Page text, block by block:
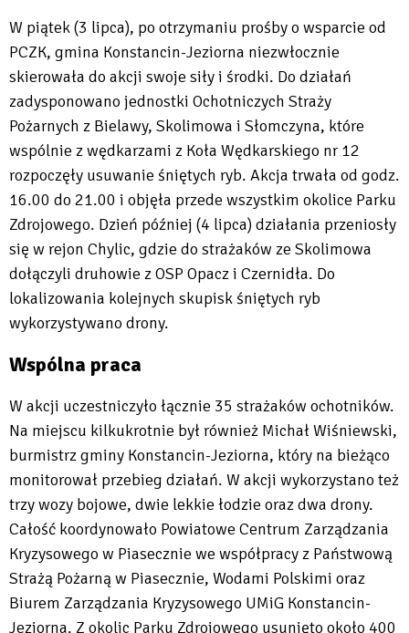
W piątek (3 lipca), po otrzymaniu prośby o wsparcie od
PCZK, gmina Konstancin-Jeziorna niezwłocznie
skierowała do akcji swoje siły i środki. Do działań
zadysponowano jednostki Ochotniczych Straży
Pożarnych z Bielawy, Skolimowa i Słomczyna, które
wspólnie z wędkarzami z Koła Wędkarskiego nr 12
rozpoczęły usuwanie śniętych ryb. Akcja trwała od godz.
16.00 do 21.00 i objęła przede wszystkim okolice Parku
Zdrojowego. Dzień później (4 lipca) działania przeniosły
się w rejon Chylic, gdzie do strażaków ze Skolimowa
dołączyli druhowie z OSP Opacz i Czernidła. Do
lokalizowania kolejnych skupisk śniętych ryb
wykorzystywano drony.
Wspólna praca
W akcji uczestniczyło łącznie 35 strażaków ochotników.
Na miejscu kilkukrotnie był również Michał Wiśniewski,
burmistrz gminy Konstancin-Jeziorna, który na bieżąco
monitorował przebieg działań. W akcji wykorzystano też
trzy wozy bojowe, dwie lekkie łodzie oraz dwa drony.
Całość koordynowało Powiatowe Centrum Zarządzania
Kryzysowego w Piasecznie we współpracy z Państwową
Strażą Pożarną w Piasecznie, Wodami Polskimi oraz
Biurem Zarządzania Kryzysowego UMiG Konstancin-
Jeziorna. Z okolic Parku Zdrojowego usunięto około 400